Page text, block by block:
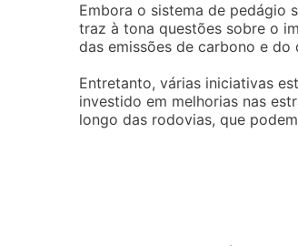
Embora o sistema de pedágio
traz à tona questões sobre o
das emissões de carbono e do
Entretanto, várias iniciativas
investido em melhorias nas
longo das rodovias, que